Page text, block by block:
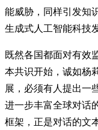
能威胁，同样引发知
生成式人工智能科技
既然各国都面对有效
本共识开始，诚如杨
展，必须有人提出一
进一步丰富全球对话
框架，正是对话的文